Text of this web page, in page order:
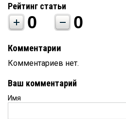
Рейтинг статьи
0 0
Комментарии
Комментариев нет.
Ваш комментарий
Имя